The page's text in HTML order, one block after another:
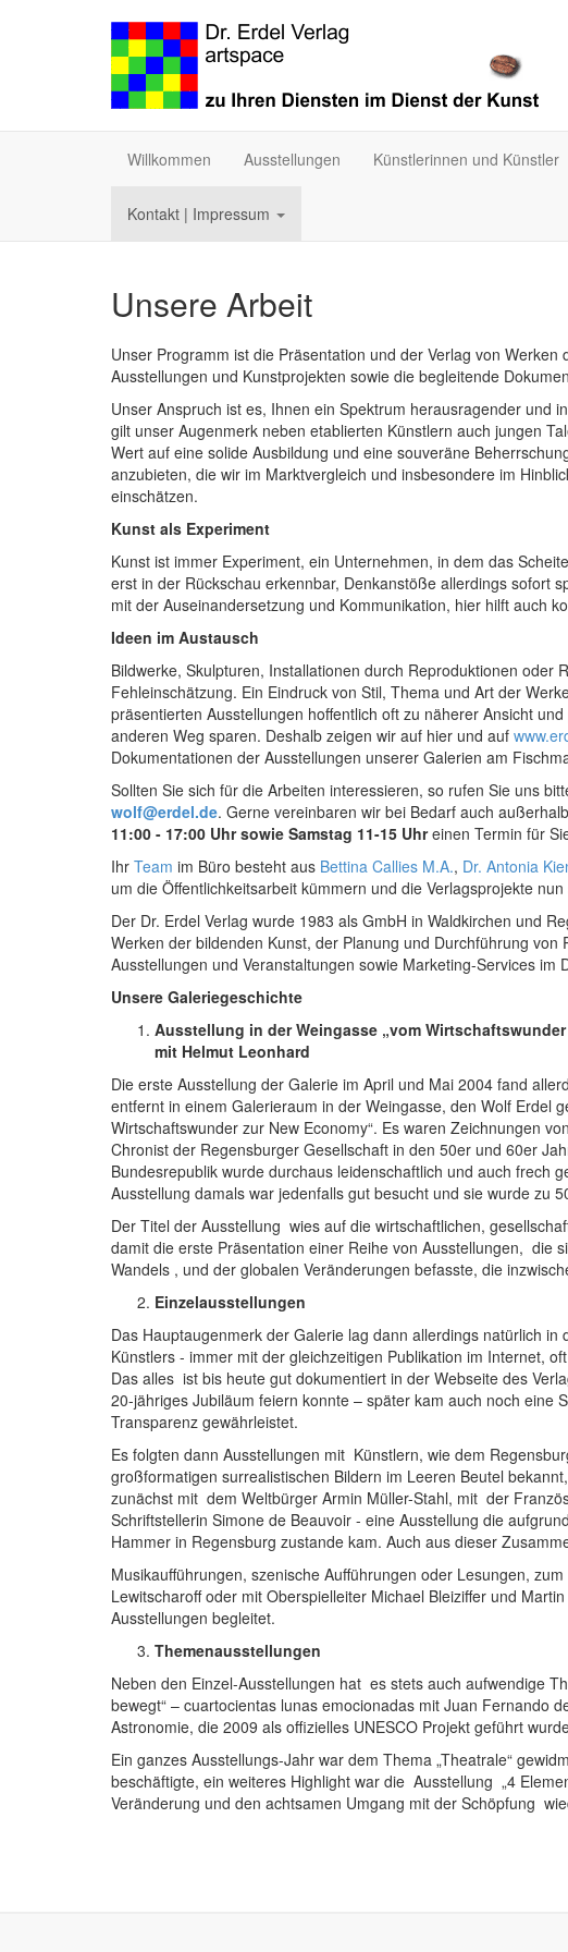
Willkommen Ausstellungen Künstlerinnen und Künstler
Kontakt | Impressum
Unsere Arbeit
Unser Programm ist die Präsentation und der Verlag von
Ausstellungen und Kunstprojekten sowie die begleitende
Unser Anspruch ist es, Ihnen ein Spektrum herausragender und
gilt unser Augenmerk neben etablierten Künstlern auch jungen
Wert auf eine solide Ausbildung und eine souveräne
anzubieten, die wir im Marktvergleich und insbesondere im
einschätzen.
Kunst als Experiment
Kunst ist immer Experiment, ein Unternehmen, in dem das
erst in der Rückschau erkennbar, Denkanstöße allerdings sofort
mit der Auseinandersetzung und Kommunikation, hier hilft auch
Ideen im Austausch
Bildwerke, Skulpturen, Installationen durch Reproduktionen oder
Fehleinschätzung. Ein Eindruck von Stil, Thema und Art der
präsentierten Ausstellungen hoffentlich oft zu näherer Ansicht
anderen Weg sparen. Deshalb zeigen wir auf hier und auf
Dokumentationen der Ausstellungen unserer Galerien am
Sollten Sie sich für die Arbeiten interessieren, so rufen Sie uns
wolf@erdel.de. Gerne vereinbaren wir bei Bedarf auch
11:00 - 17:00 Uhr sowie Samstag 11-15 Uhreinen Termin für
Ihr Team im Büro besteht aus Bettina Callies M.A., Dr. Antonia
um die Öffentlichkeitsarbeit kümmern und die Verlagsprojekte
Der Dr. Erdel Verlag wurde 1983 als GmbH in Waldkirchen und
Werken der bildenden Kunst, der Planung und Durchführung
Ausstellungen und Veranstaltungen sowie Marketing-Services im
Unsere Galeriegeschichte
Ausstellung in der Weingasse „vom Wirtschaftswunder
mit Helmut Leonhard
Die erste Ausstellung der Galerie im April und Mai 2004 fand
entfernt in einem Galerieraum in der Weingasse, den Wolf Erdel
Wirtschaftswunder zur New Economy“. Es waren Zeichnungen
Chronist der Regensburger Gesellschaft in den 50er und 60er
Bundesrepublik wurde durchaus leidenschaftlich und auch frech
Ausstellung damals war jedenfalls gut besucht und sie wurde zu
Der Titel der Ausstellung wies auf die wirtschaftlichen,
damit die erste Präsentation einer Reihe von Ausstellungen, die
Wandels , und der globalen Veränderungen befasste, die
Einzelausstellungen
Das Hauptaugenmerk der Galerie lag dann allerdings natürlich
Künstlers - immer mit der gleichzeitigen Publikation im Internet,
Das alles ist bis heute gut dokumentiert in der Webseite des
20-jähriges Jubiläum feiern konnte – später kam auch noch eine
Transparenz gewährleistet.
Es folgten dann Ausstellungen mit Künstlern, wie dem
großformatigen surrealistischen Bildern im Leeren Beutel
zunächst mit dem Weltbürger Armin Müller-Stahl, mit der
Schriftstellerin Simone de Beauvoir - eine Ausstellung die
Hammer in Regensburg zustande kam. Auch aus dieser
Musikaufführungen, szenische Aufführungen oder Lesungen,
Lewitscharoff oder mit Oberspielleiter Michael Bleiziffer und
Ausstellungen begleitet.
Themenausstellungen
Neben den Einzel-Ausstellungen hat es stets auch aufwendige
bewegt“ – cuartocientas lunas emocionadas mit Juan Fernando
Astronomie, die 2009 als offizielles UNESCO Projekt geführt
Ein ganzes Ausstellungs-Jahr war dem Thema „Theatrale“
beschäftigte, ein weiteres Highlight war die Ausstellung „4
Veränderung und den achtsamen Umgang mit der Schöpfung